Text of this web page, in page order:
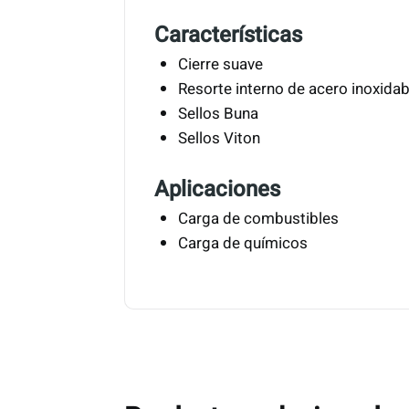
Características
Cierre suave
Resorte interno de acero
Sellos Buna
Sellos Viton
Aplicaciones
Carga de combustibles
Carga de químicos